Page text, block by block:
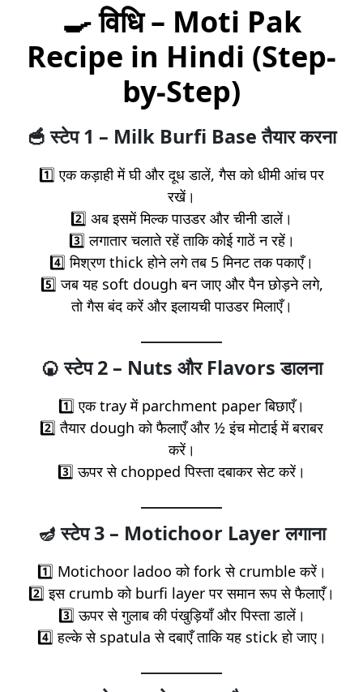
🍳विधि – Moti Pak
Recipe in Hindi (Step-
by-Step)
🥣स्टेप 1 – Milk Burfi Base तैयार करना
1️⃣ एक कड़ाही में घी और दूध डालें, गैस को धीमी आंच पर
रखें।
2️⃣ अब इसमें मिल्क पाउडर और चीनी डालें।
3️⃣ लगातार चलाते रहें ताकि कोई गाठें न रहें।
4️⃣ मिश्रण thick होने लगे तब 5 मिनट तक पकाएँ।
5️⃣ जब यह soft dough बन जाए और पैन छोड़ने लगे,
तो गैस बंद करें और इलायची पाउडर मिलाएँ।
🍘स्टेप 2 – Nuts और Flavors डालना
1️⃣ एक tray में parchment paper बिछाएँ।
2️⃣ तैयार dough को फैलाएँ और ½ इंच मोटाई में बराबर
करें।
3️⃣ ऊपर से chopped पिस्ता दबाकर सेट करें।
🪔स्टेप 3 – Motichoor Layer लगाना
1️⃣ Motichoor ladoo को fork से crumble करें।
2️⃣ इस crumb को burfi layer पर समान रूप से फैलाएँ।
3️⃣ ऊपर से गुलाब की पंखुड़ियाँ और पिस्ता डालें।
4️⃣ हल्के से spatula से दबाएँ ताकि यह stick हो जाए।